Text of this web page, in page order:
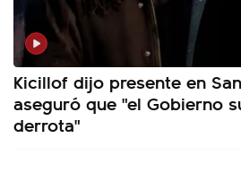
Kicillof dijo presente en
aseguró que "el Gobierno
derrota"